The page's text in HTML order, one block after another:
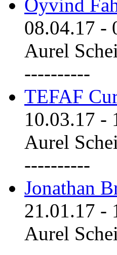
Öyvind
08.04.17 -
Aurel
----------
TEFAF
10.03.17 -
Aurel
----------
Jonathan
21.01.17 -
Aurel